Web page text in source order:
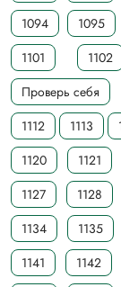
1094
1095
1101
1102
Проверь себя
1112
1113
1120
1121
1127
1128
1134
1135
1141
1142